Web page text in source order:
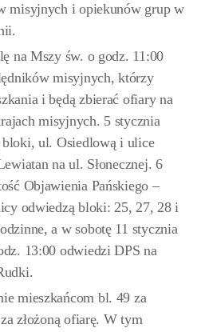
misyjnych i opiekunów grup w
na Mszy św. o godz. 11:00
misyjnych, którzy
i będą zbierać ofiary na
misyjnych. 5 stycznia
ul. Osiedlową i ulice
na ul. Słonecznej. 6
Objawienia Pańskiego –
odwiedzą bloki: 25, 27, 28 i
a w sobotę 11 stycznia
13:00 odwiedzi DPS na
mieszkańcom bl. 49 za
złożoną ofiarę. W tym